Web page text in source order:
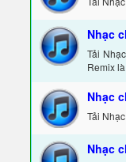
Nhạc
Tải
Remix
Nhạc
Tải
Nhạc